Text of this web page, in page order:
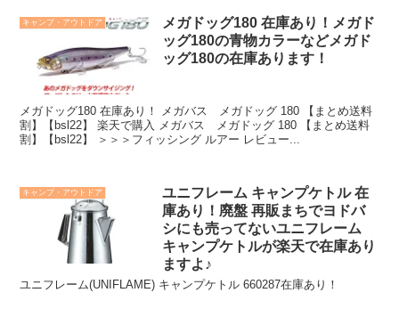
キャンプ・アウトドア
メガドッグ180 在庫あり！メガド
ッグ180の青物カラーなどメガド
ッグ180の在庫あります！
メガドッグ180 在庫あり！ メガバス メガドッグ 180 【まとめ送料
割】【bsl22】 楽天で購入 メガバス メガドッグ 180 【まとめ送料
割】【bsl22】 ＞＞＞フィッシング ルアー レビュー...
キャンプ・アウトドア
ユニフレーム キャンプケトル 在
庫あり！廃盤 再販まちでヨドバ
シにも売ってないユニフレーム
キャンプケトルが楽天で在庫あり
ますよ♪
ユニフレーム(UNIFLAME) キャンプケトル 660287在庫あり！